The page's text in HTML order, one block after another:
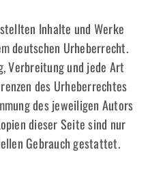
Inhalte und Werke
deutschen Urheberrecht.
Verbreitung und jede Art
des Urheberrechtes
des jeweiligen Autors
dieser Seite sind nur
Gebrauch gestattet.